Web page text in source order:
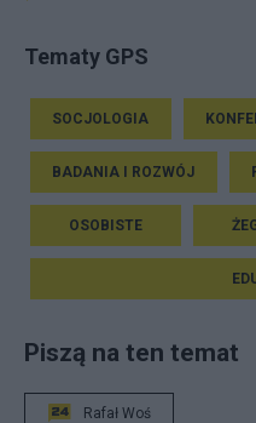
Tematy GPS
SOCJOLOGIA
BADANIA I ROZWÓJ
OSOBISTE
Piszą na ten temat
Rafał Woś